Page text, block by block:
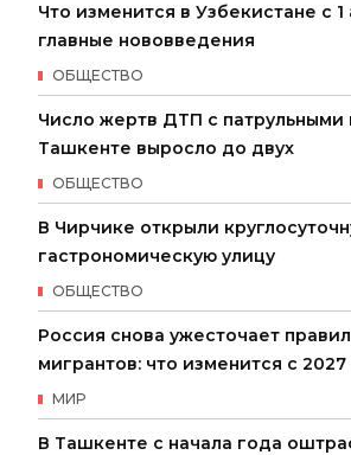
Что изменится в Узбекистане с 1
главные нововведения
ОБЩЕСТВО
Число жертв ДТП с патрульными
Ташкенте выросло до двух
ОБЩЕСТВО
В Чирчике открыли
гастрономическую улицу
ОБЩЕСТВО
Россия снова ужесточает
мигрантов: что изменится с 2027
МИР
В Ташкенте с начала года